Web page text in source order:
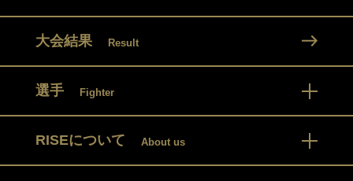
大会結果 Result
選手 Fighter
RISEについて About us